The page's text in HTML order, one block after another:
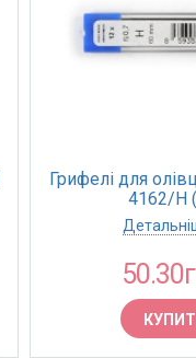
Грифелі для
4162/H